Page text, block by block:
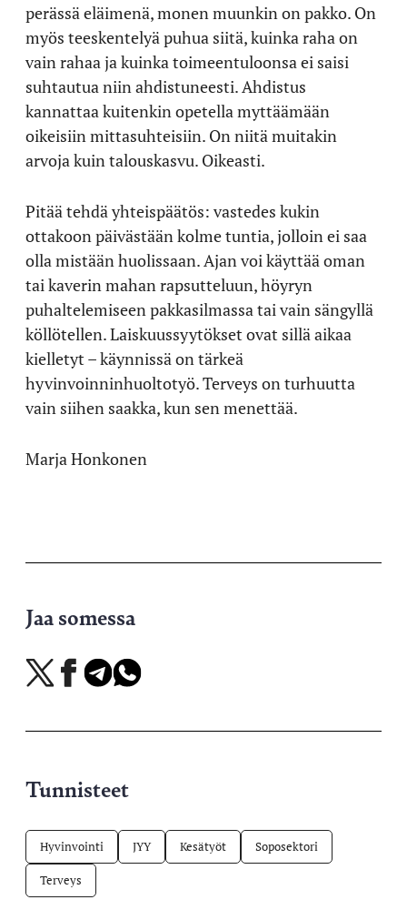
perässä eläimenä, monen muunkin on pakko. On
myös teeskentelyä puhua siitä, kuinka raha on
vain rahaa ja kuinka toimeentuloonsa ei saisi
suhtautua niin ahdistuneesti. Ahdistus
kannattaa kuitenkin opetella myttäämään
oikeisiin mittasuhteisiin. On niitä muitakin
arvoja kuin talouskasvu. Oikeasti.
Pitää tehdä yhteispäätös: vastedes kukin
ottakoon päivästään kolme tuntia, jolloin ei saa
olla mistään huolissaan. Ajan voi käyttää oman
tai kaverin mahan rapsutteluun, höyryn
puhaltelemiseen pakkasilmassa tai vain sängyllä
köllötellen. Laiskuussyytökset ovat sillä aikaa
kielletyt – käynnissä on tärkeä
hyvinvoinninhuoltotyö. Terveys on turhuutta
vain siihen saakka, kun sen menettää.
Marja Honkonen
Jaa somessa
Jaa
X-
Jaa
Facebookissa
Jaa
Telegramissa
Jaa
WhatsAppissa
Tunnisteet
Hyvinvointi JYY Kesätyöt Soposektori
Terveys